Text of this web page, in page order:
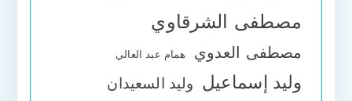
مصطفى الشرقاوي
مصطفى العدوي همام عبد العالي
وليد إسماعيل وليد السعيدان